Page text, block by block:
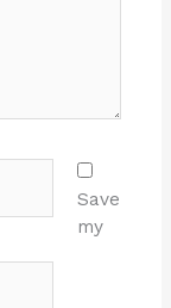
Save
my